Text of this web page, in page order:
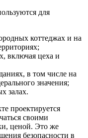
для
коттеджах и на
включая цеха и
в том числе на
значения;
залах.
проектируется
своими
ценой. Это же
безопасности в